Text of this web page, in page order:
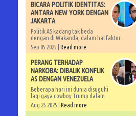
BICARA POLITIK IDENTITAS:
ANTARA NEW YORK DENGAN
JAKARTA
Politik AS kadang tak beda
dengan di Wakanda, dalam hal faktor...
Sep 05 2025 | Read more
PERANG TERHADAP
NARKOBA: DIBALIK KONFLIK
AS DENGAN VENEZUELA
Beberapa hari ini dunia disuguhi
lagi gaya cowboy Trump dalam...
Aug 25 2025 | Read more